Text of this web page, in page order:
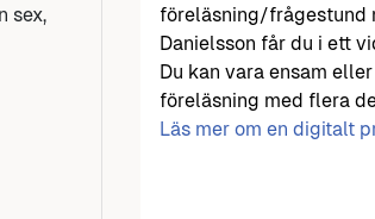
sex,
föreläsning/frågestund
Danielsson får du i ett
Du kan vara ensam
föreläsning med flera
Läs mer om en digitalt